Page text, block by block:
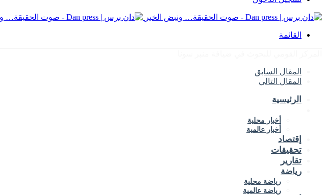
القائمة
المقال السابق
المقال التالي
الرئيسية
أخبار محلية
أخبار عالمية
إقتصاد
تحقيقات
تقارير
رياضة
رياضة محلية
رياضة عالمية